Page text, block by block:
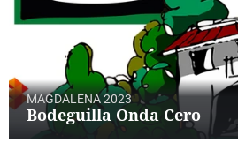
MAGDALENA 2023
Bodeguilla Onda Cero